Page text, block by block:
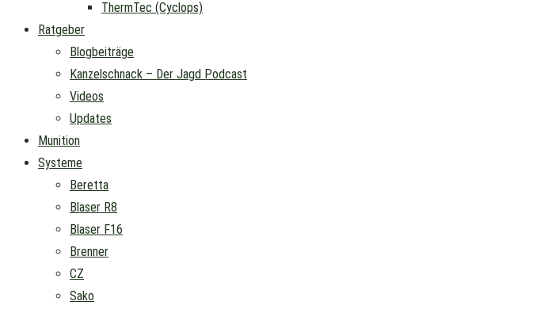
ThermTec (Cyclops)
Ratgeber
Blogbeiträge
Kanzelschnack – Der Jagd Podcast
Videos
Updates
Munition
Systeme
Beretta
Blaser R8
Blaser F16
Brenner
CZ
Sako